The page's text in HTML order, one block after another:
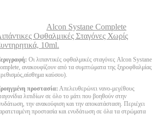
Alcon Systane Complete
Οφθαλμικές Σταγόνες Χωρίς
10ml.
Οι λιπαντικές οφθαλμικές σταγόνες Alcon Systane
ανακουφίζουν από τα συμπτώματα της ξηροφθαλμίας
καύσου).
προστασία: Απελευθερώνει νανο-μεγέθους
λιπιδίων σε όλο το μάτι που βοηθούν στην
την ανακούφιση και την αποκατάσταση. Περιέχει
προστασία και ενυδάτωση σε όλα τα στρώματα